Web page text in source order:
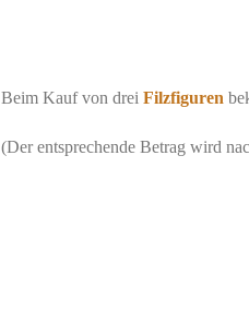
Beim Kauf von drei Filzfiguren
(Der entsprechende Betrag wird